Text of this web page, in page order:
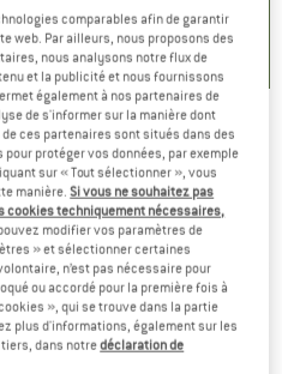
5,0 (1)
S1-3 (VLT
comparables afin de garantir
web. Par ailleurs, nous proposons des
nous analysons notre flux de
et la publicité et nous fournissons
également à nos partenaires de
de s'informer sur la manière dont
ces partenaires sont situés dans des
protéger vos données, par exemple
sur « Tout sélectionner », vous
manière.Si vous ne souhaitez pas
cookies techniquement nécessaires,
modifier vos paramètres de
» et sélectionner certaines
n’est pas nécessaire pour
ou accordé pour la première fois à
», qui se trouve dans la partie
plus d'informations, également sur les
dans notredéclaration de